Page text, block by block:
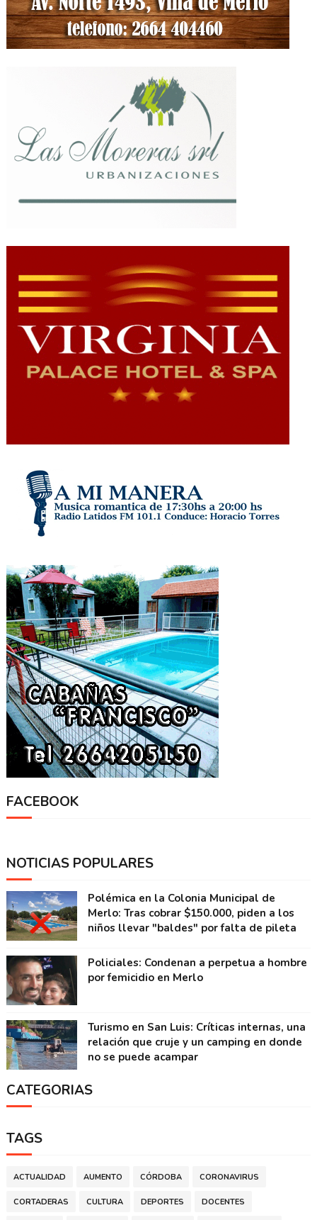
FACEBOOK
NOTICIAS POPULARES
Polémica en la Colonia Municipal de
Merlo: Tras cobrar $150.000, piden a los
niños llevar "baldes" por falta de pileta
Policiales: Condenan a perpetua a hombre
por femicidio en Merlo
Turismo en San Luis: Críticas internas, una
relación que cruje y un camping en donde
no se puede acampar
CATEGORIAS
TAGS
ACTUALIDAD AUMENTO CÓRDOBA CORONAVIRUS
CORTADERAS CULTURA DEPORTES DOCENTES